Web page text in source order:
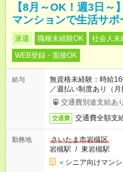
【8月～OK！週3日～
マンションで生活サ
派遣 職種未経験OK 社会人未
WEB登録・面接OK
給与
無資格未経験：時給
／週払い制度あり（
了次第のお支払いとな
交通費別途支給あり
交通費 交通費全額支
勤務地
さいたま市岩槻区
岩槻駅 / 東岩槻駅
＜シニア向けマン